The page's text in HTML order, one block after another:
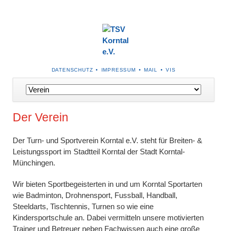
NAVIGATION
ÜBERSPRINGEN
DATENSCHUTZ IMPRESSUM MAIL VIS
Navigation
überspringen
Der Verein
Der Turn- und Sportverein Korntal e.V. steht für Breiten- &
Leistungssport im Stadtteil Korntal der Stadt Korntal-
Münchingen.
Wir bieten Sportbegeisterten in und um Korntal Sportarten
wie Badminton, Drohnensport, Fussball, Handball,
Steeldarts, Tischtennis, Turnen so wie eine
Kindersportschule an. Dabei vermitteln unsere motivierten
Trainer und Betreuer neben Fachwissen auch eine große